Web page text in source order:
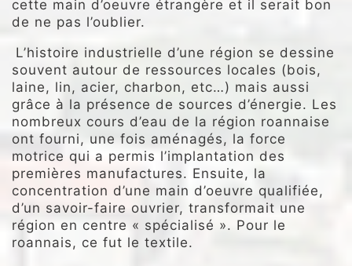
cette main d’oeuvre étrangère et il serait bon
de ne pas l’oublier.
L’histoire industrielle d’une région se dessine
souvent autour de ressources locales (bois,
laine, lin, acier, charbon, etc…) mais aussi
grâce à la présence de sources d’énergie. Les
nombreux cours d’eau de la région roannaise
ont fourni, une fois aménagés, la force
motrice qui a permis l’implantation des
premières manufactures. Ensuite, la
concentration d’une main d’oeuvre qualifiée,
d’un savoir-faire ouvrier, transformait une
région en centre « spécialisé ». Pour le
roannais, ce fut le textile.